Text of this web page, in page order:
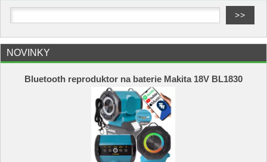
NOVINKY
Bluetooth reproduktor na baterie Makita 18V BL1830